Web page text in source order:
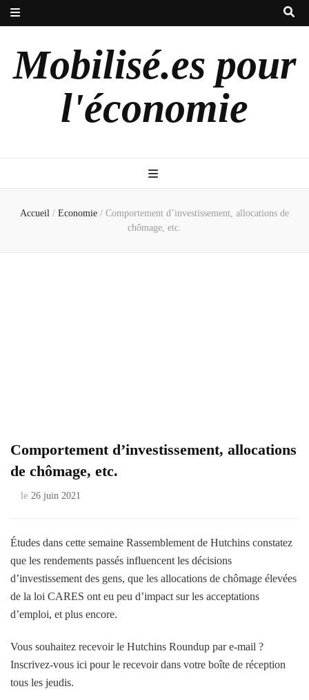
Mobilisé.es pour
l'économie
Accueil / Economie / Comportement d’investissement, allocations de
chômage, etc.
Comportement d’investissement, allocations
de chômage, etc.
le 26 juin 2021
Études dans cette semaine Rassemblement de Hutchins constatez
que les rendements passés influencent les décisions
d’investissement des gens, que les allocations de chômage élevées
de la loi CARES ont eu peu d’impact sur les acceptations
d’emploi, et plus encore.
Vous souhaitez recevoir le Hutchins Roundup par e-mail ?
Inscrivez-vous ici pour le recevoir dans votre boîte de réception
tous les jeudis.